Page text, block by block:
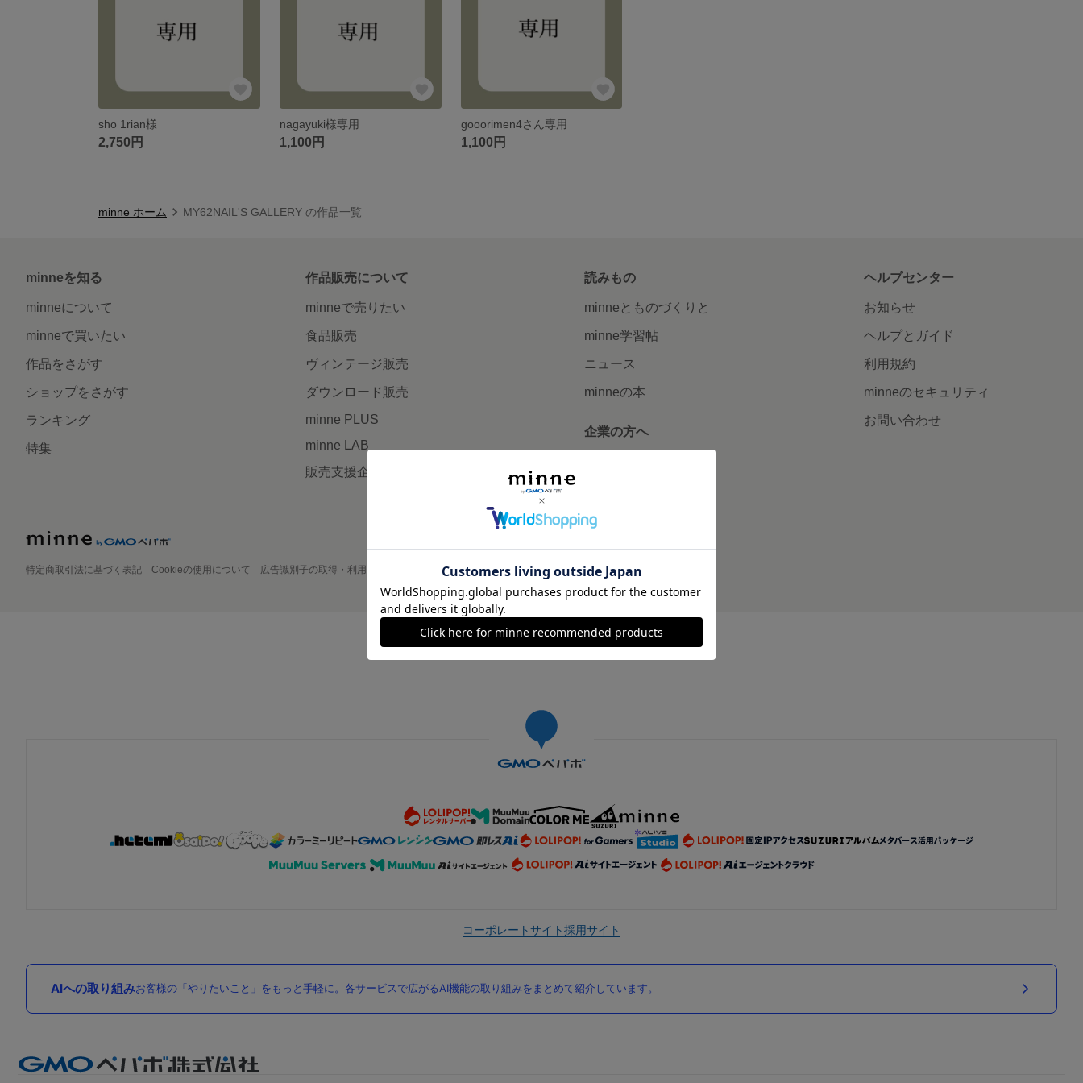
sho 1rian様
2,750円
nagayuki様専用
1,100円
gooorimen4さん専用
1,100円
minne ホーム MY62NAIL'S GALLERY の作品一覧
minneを知る
minneについて
minneで買いたい
作品をさがす
ショップをさがす
ランキング
特集
作品販売について
minneで売りたい
食品販売
ヴィンテージ販売
ダウンロード販売
minne PLUS
minne LAB
販売支援企画・イベント
読みもの
minneとものづくりと
minne学習帖
ニュース
minneの本
企業の方へ
ヘルプセンター
お知らせ
ヘルプとガイド
利用規約
minneのセキュリティ
お問い合わせ
特定商取引法に基づく表記 Cookieの使用について 広告識別子の取得・利用 プライバシーポリシー 会社概要 採用情報 メディアキット
©GMO Pepabo, Inc. All rights reserved.
コーポレートサイト採用サイト
AIへの取り組みお客様の「やりたいこと」をもっと手軽に。各サービスで広がるAI機能の取り組みをまとめて紹介しています。